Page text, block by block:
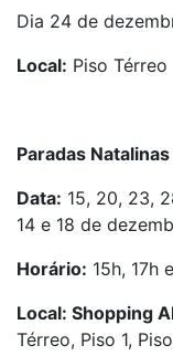
Dia 24 de
Local: Piso Térreo
Paradas Natalinas
Data: 15, 20, 23,
14 e 18 de
Horário: 15h, 17h
Local: Shopping
Térreo, Piso 1,